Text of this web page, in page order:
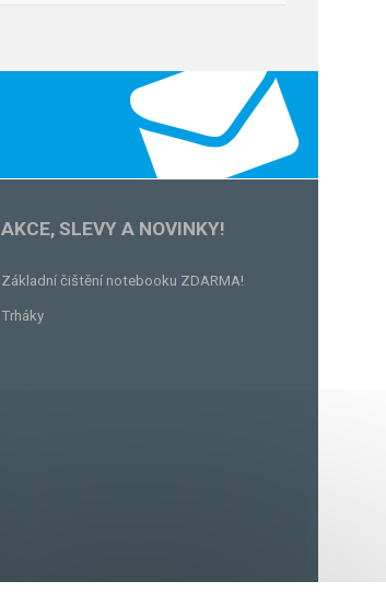
AKCE, SLEVY A NOVINKY!
Základní čištění notebooku ZDARMA!
Trháky